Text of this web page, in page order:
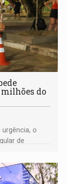
milhões do
o
de